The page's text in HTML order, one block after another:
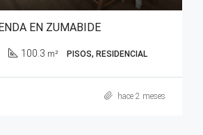
EN ZUMABIDE
100.3 m² PISOS, RESIDENCIAL
hace 2 meses